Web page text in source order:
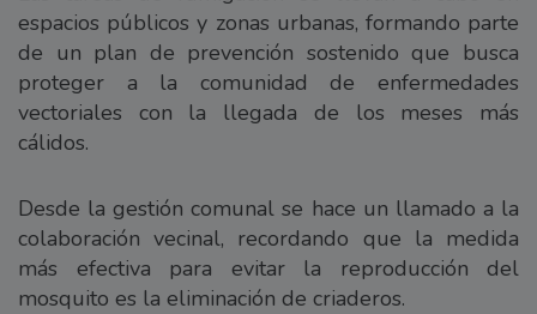
espacios públicos y zonas urbanas, formando parte
de un plan de prevención sostenido que busca
proteger a la comunidad de enfermedades
vectoriales con la llegada de los meses más
cálidos.
Desde la gestión comunal se hace un llamado a la
colaboración vecinal, recordando que la medida
más efectiva para evitar la reproducción del
mosquito es la eliminación de criaderos.